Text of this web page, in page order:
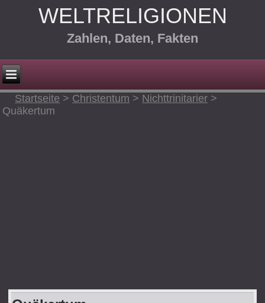
WELTRELIGIONEN
Zahlen, Daten, Fakten
Startseite > Christentum > Nichttrinitarier >
Quäkertum